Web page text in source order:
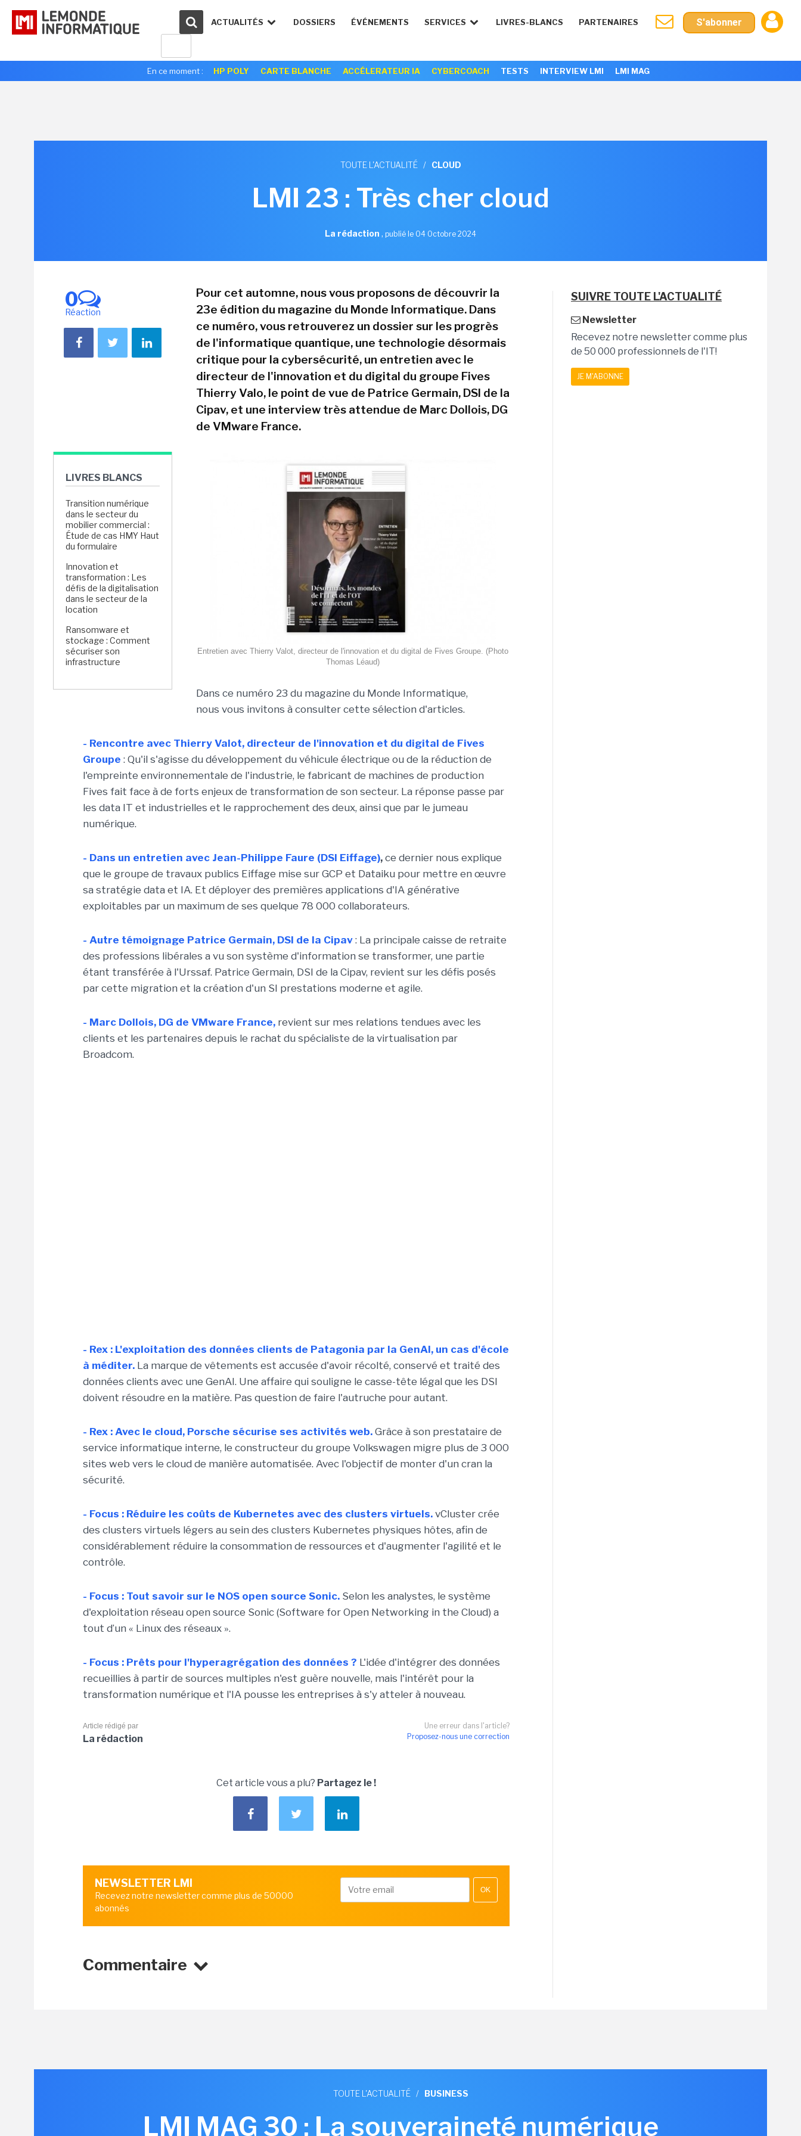
ACTUALITÉS DOSSIERS ÉVÉNEMENTS SERVICES LIVRES-BLANCS PARTENAIRES S'abonner
En ce moment : HP POLY CARTE BLANCHE ACCÉLERATEUR IA CYBERCOACH TESTS INTERVIEW LMI LMI MAG
TOUTE L'ACTUALITÉ / CLOUD
LMI 23 : Très cher cloud
La rédaction , publié le 04 Octobre 2024
0
Réaction
LIVRES BLANCS
Transition numérique
dans le secteur du
mobilier commercial :
Étude de cas HMY Haut
du formulaire
Innovation et
transformation : Les
défis de la digitalisation
dans le secteur de la
location
Ransomware et
stockage : Comment
sécuriser son
infrastructure
Pour cet automne, nous vous proposons de découvrir la
23e édition du magazine du Monde Informatique. Dans
ce numéro, vous retrouverez un dossier sur les progrès
de l'informatique quantique, une technologie désormais
critique pour la cybersécurité, un entretien avec le
directeur de l'innovation et du digital du groupe Fives
Thierry Valo, le point de vue de Patrice Germain, DSI de la
Cipav, et une interview très attendue de Marc Dollois, DG
de VMware France.
Entretien avec Thierry Valot, directeur de l'innovation et du digital de Fives Groupe. (Photo
Thomas Léaud)
Dans ce numéro 23 du magazine du Monde Informatique,
nous vous invitons à consulter cette sélection d'articles.
- Rencontre avec Thierry Valot, directeur de l'innovation et du digital de Fives
Groupe : Qu'il s'agisse du développement du véhicule électrique ou de la réduction de
l'empreinte environnementale de l'industrie, le fabricant de machines de production
Fives fait face à de forts enjeux de transformation de son secteur. La réponse passe par
les data IT et industrielles et le rapprochement des deux, ainsi que par le jumeau
numérique.
- Dans un entretien avec Jean-Philippe Faure (DSI Eiffage), ce dernier nous explique
que le groupe de travaux publics Eiffage mise sur GCP et Dataiku pour mettre en œuvre
sa stratégie data et IA. Et déployer des premières applications d'IA générative
exploitables par un maximum de ses quelque 78 000 collaborateurs.
- Autre témoignage Patrice Germain, DSI de la Cipav : La principale caisse de retraite
des professions libérales a vu son système d'information se transformer, une partie
étant transférée à l'Urssaf. Patrice Germain, DSI de la Cipav, revient sur les défis posés
par cette migration et la création d'un SI prestations moderne et agile.
- Marc Dollois, DG de VMware France, revient sur mes relations tendues avec les
clients et les partenaires depuis le rachat du spécialiste de la virtualisation par
Broadcom.
- Rex : L'exploitation des données clients de Patagonia par la GenAI, un cas d'école
à méditer. La marque de vêtements est accusée d'avoir récolté, conservé et traité des
données clients avec une GenAI. Une affaire qui souligne le casse-tête légal que les DSI
doivent résoudre en la matière. Pas question de faire l'autruche pour autant.
- Rex : Avec le cloud, Porsche sécurise ses activités web. Grâce à son prestataire de
service informatique interne, le constructeur du groupe Volkswagen migre plus de 3 000
sites web vers le cloud de manière automatisée. Avec l'objectif de monter d'un cran la
sécurité.
- Focus : Réduire les coûts de Kubernetes avec des clusters virtuels. vCluster crée
des clusters virtuels légers au sein des clusters Kubernetes physiques hôtes, afin de
considérablement réduire la consommation de ressources et d'augmenter l'agilité et le
contrôle.
- Focus : Tout savoir sur le NOS open source Sonic. Selon les analystes, le système
d'exploitation réseau open source Sonic (Software for Open Networking in the Cloud) a
tout d’un « Linux des réseaux ».
- Focus : Prêts pour l'hyperagrégation des données ? L'idée d'intégrer des données
recueillies à partir de sources multiples n'est guère nouvelle, mais l'intérêt pour la
transformation numérique et l'IA pousse les entreprises à s'y atteler à nouveau.
Une erreur dans l'article?
Proposez-nous une correction
Article rédigé par
La rédaction
Cet article vous a plu? Partagez le !
NEWSLETTER LMI
Recevez notre newsletter comme plus de 50000
abonnés
OK
Commentaire
SUIVRE TOUTE L'ACTUALITÉ
Newsletter
Recevez notre newsletter comme plus
de 50 000 professionnels de l'IT!
JE M'ABONNE
TOUTE L'ACTUALITÉ / BUSINESS
LMI MAG 30 : La souveraineté numérique